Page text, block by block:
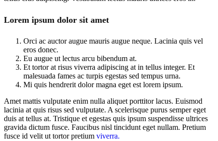
Lorem ipsum dolor sit amet
Orci ac auctor augue mauris augue neque. Lacinia quis vel
eros donec.
Eu augue ut lectus arcu bibendum at.
Et tortor at risus viverra adipiscing at in tellus integer. Et
malesuada fames ac turpis egestas sed tempus urna.
Mi quis hendrerit dolor magna eget est lorem ipsum.
Amet mattis vulputate enim nulla aliquet porttitor lacus. Euismod
lacinia at quis risus sed vulputate. A scelerisque purus semper eget
duis at tellus at. Tristique et egestas quis ipsum suspendisse ultrices
gravida dictum fusce. Faucibus nisl tincidunt eget nullam. Pretium
fusce id velit ut tortor pretium viverra.